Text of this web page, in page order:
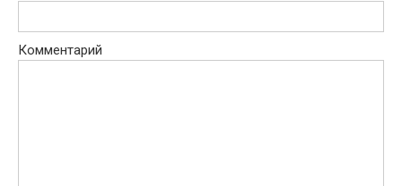
Комментарий